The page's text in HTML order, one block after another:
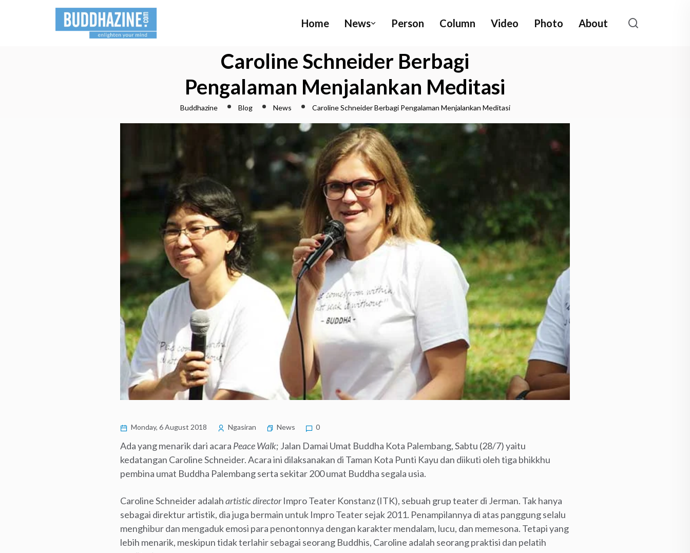
Home News Person Column Video Photo About
Caroline Schneider Berbagi
Pengalaman Menjalankan Meditasi
Buddhazine Blog News Caroline Schneider Berbagi Pengalaman Menjalankan Meditasi
Monday, 6 August 2018 Ngasiran News 0
Ada yang menarik dari acara Peace Walk; Jalan Damai Umat Buddha Kota Palembang, Sabtu (28/7) yaitu
kedatangan Caroline Schneider. Acara ini dilaksanakan di Taman Kota Punti Kayu dan diikuti oleh tiga bhikkhu
pembina umat Buddha Palembang serta sekitar 200 umat Buddha segala usia.
Caroline Schneider adalahartistic directorImpro Teater Konstanz (ITK), sebuah grup teater di Jerman. Tak hanya
sebagai direktur artistik, dia juga bermain untuk Impro Teater sejak 2011. Penampilannya di atas panggung selalu
menghibur dan mengaduk emosi para penontonnya dengan karakter mendalam, lucu, dan memesona. Tetapi yang
lebih menarik, meskipun tidak terlahir sebagai seorang Buddhis, Caroline adalah seorang praktisi dan pelatih